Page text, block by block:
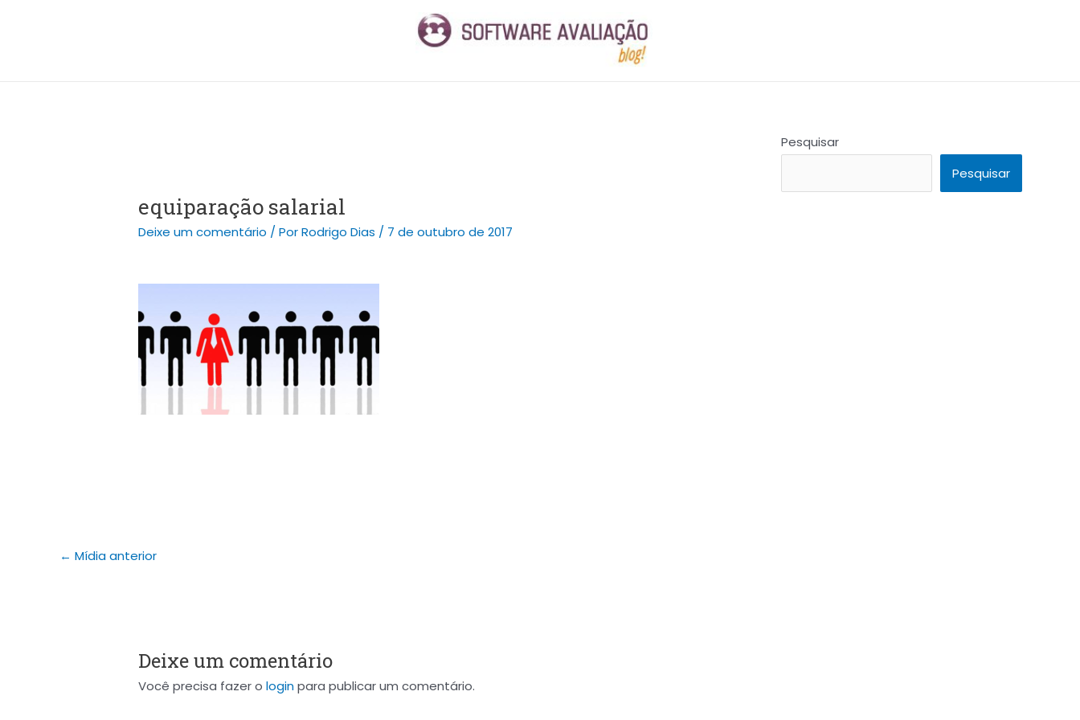
equiparação salarial
Deixe um comentário / PorRodrigo Dias / 7 de outubro de 2017
← Mídia anterior
Deixe um comentário
Você precisa fazer ologinpara publicar um comentário.
Pesquisar
Pesquisar